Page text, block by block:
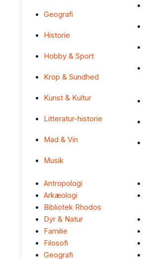
Geografi
Historie
Hobby & Sport
Krop & Sundhed
Kunst & Kultur
Litteratur-historie
Mad & Vin
Musik
Antropologi
Arkæologi
Bibliotek Rhodos
Dyr & Natur
Familie
Filosofi
Geografi